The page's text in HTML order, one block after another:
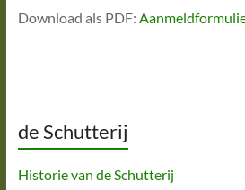
Download als PDF:
de Schutterij
Historie van de Schutterij